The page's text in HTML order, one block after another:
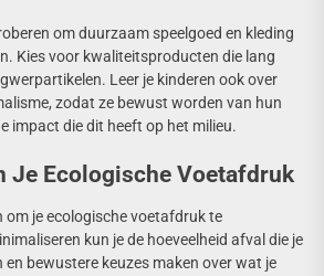
om duurzaam speelgoed en kleding
Kies voor kwaliteitsproducten die lang
Leer je kinderen ook over
zodat ze bewust worden van hun
impact die dit heeft op het milieu.
Je Ecologische Voetafdruk
om je ecologische voetafdruk te
kun je de hoeveelheid afval die je
bewustere keuzes maken over wat je